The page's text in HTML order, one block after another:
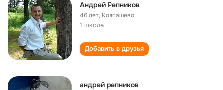
Андрей Репников
46 лет, Колпашево
1 школа
Добавить в друзья
андрей репников